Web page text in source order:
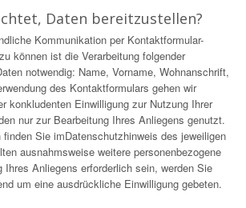
Daten bereitzustellen?
Kommunikation per Kontaktformular-
können ist die Verarbeitung folgender
notwendig: Name, Vorname, Wohnanschrift,
des Kontaktformulars gehen wir
konkludenten Einwilligung zur Nutzung Ihrer
nur zur Bearbeitung Ihres Anliegens genutzt.
Sie imDatenschutzhinweis des jeweiligen
ausnahmsweise weitere personenbezogene
Ihres Anliegens erforderlich sein, werden Sie
um eine ausdrückliche Einwilligung gebeten.